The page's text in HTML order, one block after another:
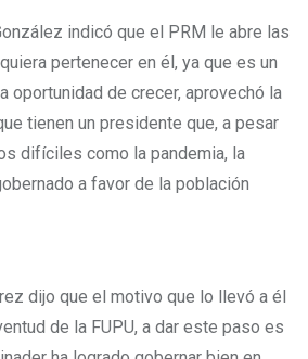
indicó que el PRM le abre las
pertenecer en él, ya que es un
oportunidad de crecer, aprovechó la
tienen un presidente que, a pesar
difíciles como la pandemia, la
a favor de la población
dijo que el motivo que lo llevó a él
de la FUPU, a dar este paso es